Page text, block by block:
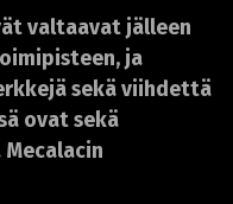
valtaavat jälleen
ja
sekä viihdettä
ovat sekä